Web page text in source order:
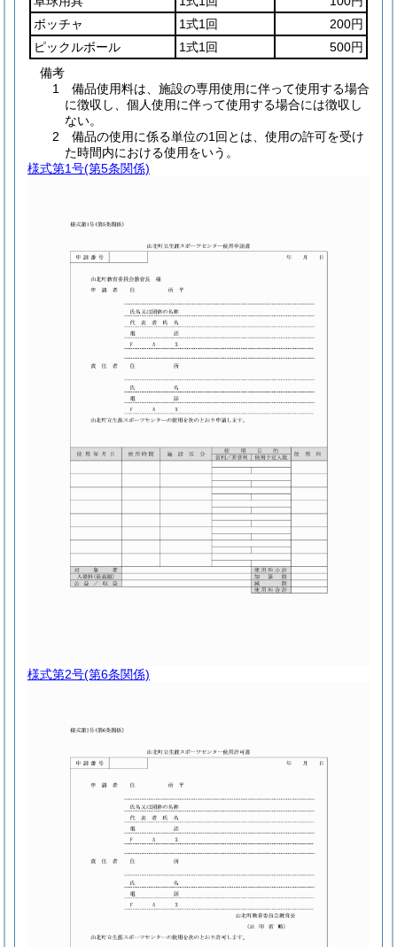
ボッチャ
1式1回
200円
ピックルボール
1式1回
500円
備考
1 備品使用料は、施設の専用使用に伴って使用する場合
に徴収し、個人使用に伴って使用する場合には徴収し
ない。
2 備品の使用に係る単位の1回とは、使用の許可を受け
た時間内における使用をいう。
様式第1号(第5条関係)
様式第2号(第6条関係)